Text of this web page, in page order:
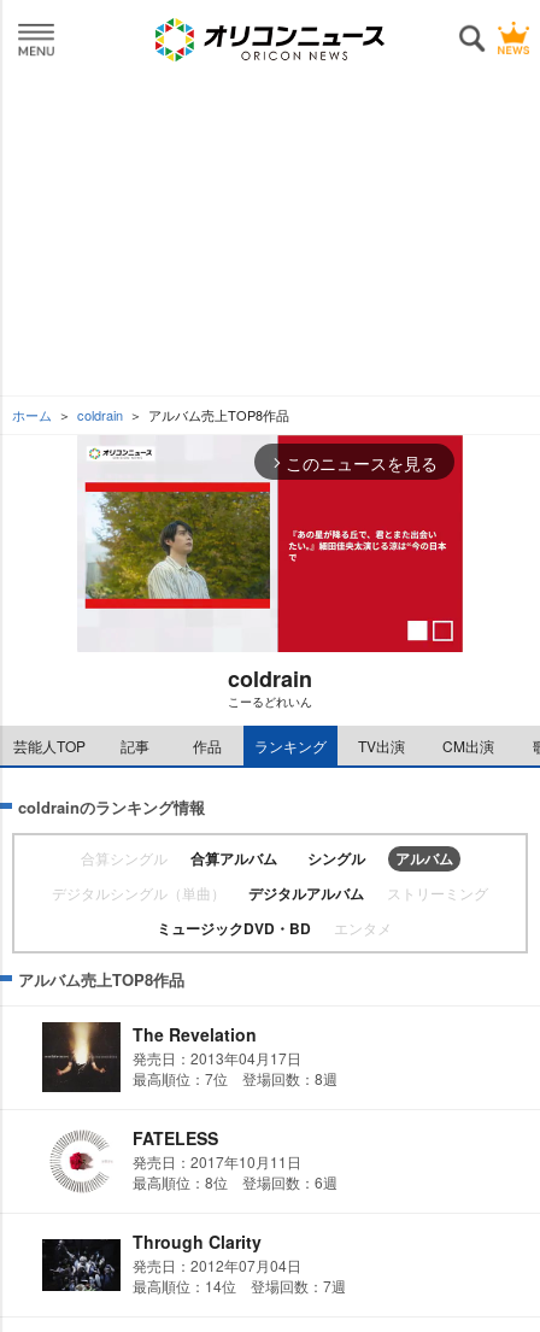
ホーム coldrain アルバム売上TOP8作品
arrow_forward_ios このニュースを見る
u
t
coldrain
こーるどれいん
芸能人TOP 記事 作品 ランキング TV出演 CM出演
coldrainのランキング情報
合算シングル 合算アルバム シングル アルバム
デジタルシングル（単曲） デジタルアルバム ストリーミング
ミュージックDVD・BD エンタメ
アルバム売上TOP8作品
The Revelation
発売日：2013年04月17日
最高順位：7位 登場回数：8週
FATELESS
発売日：2017年10月11日
最高順位：8位 登場回数：6週
Through Clarity
発売日：2012年07月04日
最高順位：14位 登場回数：7週